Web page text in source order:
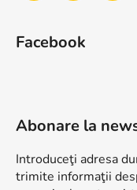
Facebook
Abonare la
Introduceţi adresa
trimite informaţii